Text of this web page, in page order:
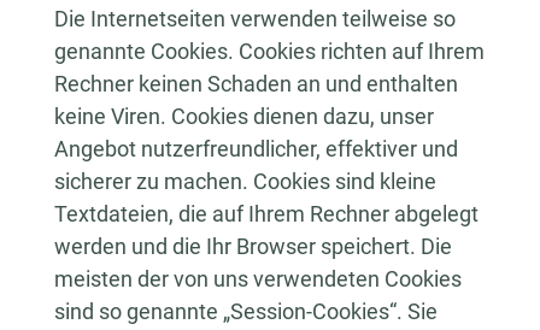
Die Internetseiten verwenden teilweise so
genannte Cookies. Cookies richten auf Ihrem
Rechner keinen Schaden an und enthalten
keine Viren. Cookies dienen dazu, unser
Angebot nutzerfreundlicher, effektiver und
sicherer zu machen. Cookies sind kleine
Textdateien, die auf Ihrem Rechner abgelegt
werden und die Ihr Browser speichert. Die
meisten der von uns verwendeten Cookies
sind so genannte „Session-Cookies“. Sie